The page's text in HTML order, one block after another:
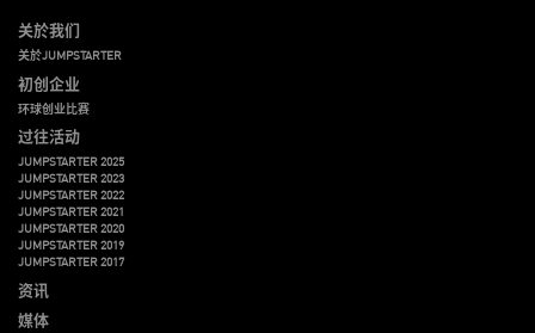
关於我们
关於JUMPSTARTER
初创企业
环球创业比赛
过往活动
JUMPSTARTER 2025
JUMPSTARTER 2023
JUMPSTARTER 2022
JUMPSTARTER 2021
JUMPSTARTER 2020
JUMPSTARTER 2019
JUMPSTARTER 2017
资讯
媒体